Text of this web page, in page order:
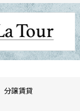
分譲賃貸